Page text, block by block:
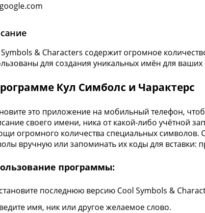
& Characters содержит огромное
для создания уникальных имён для
Кул Симболс и Чарактерс
это приложение на мобильный телефон,
своего имени, ника от какой-либо учётной
огромного количества специальных символов.
вручную или запоминать их коды для вставки:
программы:
последнюю версию Cool Symbols &
имя, ник или другое желаемое слово.